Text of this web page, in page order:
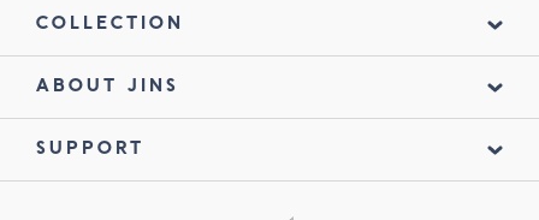
COLLECTION
ABOUT JINS
SUPPORT